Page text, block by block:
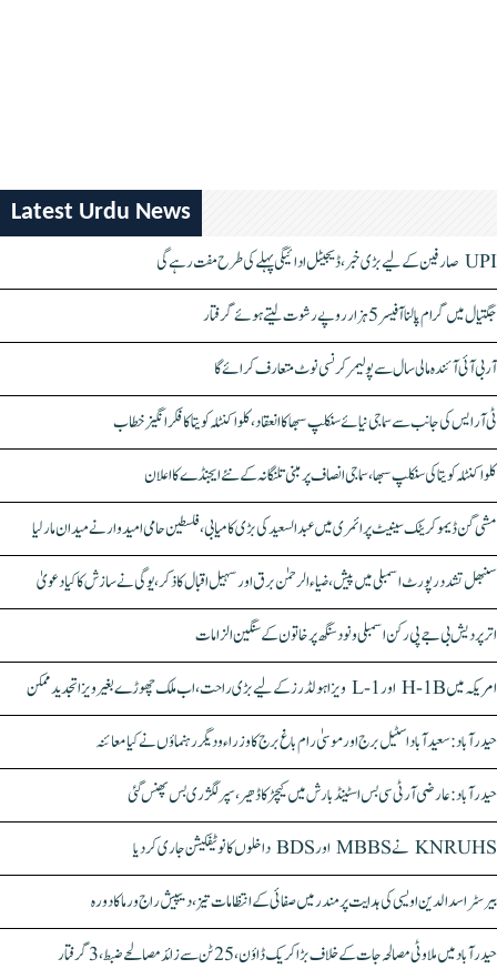
Latest Urdu News
UPI صارفین کے لیے بڑی خبر، ڈیجیٹل ادائیگی پہلے کی طرح مفت رہے گی
جگتیال میں گرام پالنا آفیسر 5 ہزار روپے رشوت لیتے ہوئے گرفتار
آر بی آئی آئندہ مالی سال سے پولیمر کرنسی نوٹ متعارف کرائے گا
ٹی آر ایس کی جانب سے سماجی نیائے سنکلپ سبھا کا انعقاد، کلواکنٹلہ کویتا کا فکر انگیز خطاب
کلواکنٹلہ کویتا کی سنکلپ سبھا، سماجی انصاف پر مبنی تلنگانہ کے نئے ایجنڈے کا اعلان
مشی گن ڈیموکریٹک سینیٹ پرائمری میں عبدالسعید کی بڑی کامیابی، فلسطین حامی امیدوار نے میدان مار لیا
سنبھل تشدد رپورٹ اسمبلی میں پیش، ضیاء الرحمٰن برق اور سہیل اقبال کا ذکر، یوگی نے سازش کا کیا دعویٰ
اتر پردیش بی جے پی رکن اسمبلی ونود سنگھ پر خاتون کے سنگین الزامات
امریکہ میں H-1B اور L-1 ویزا ہولڈرز کے لیے بڑی راحت، اب ملک چھوڑے بغیر ویزا تجدید ممکن
حیدرآباد: سعیدآباد اسٹیل برج اور موسیٰ رام باغ برج کا وزراء و دیگر رہنماؤں نے کیا معائنہ
حیدرآباد: عارضی آر ٹی سی بس اسٹینڈ بارش میں کیچڑ کا ڈھیر، سپر لگژری بس پھنس گئی
KNRUHS نے MBBS اور BDS داخلوں کا نوٹیفکیشن جاری کر دیا
بیرسٹر اسدالدین اویسی کی ہدایت پر مندر میں صفائی کے انتظامات تیز، دیپیش راج ورما کا دورہ
حیدرآباد میں ملاوٹی مصالحہ جات کے خلاف بڑا کریک ڈاؤن، 25 ٹن سے زائد مصالحے ضبط، 3 گرفتار